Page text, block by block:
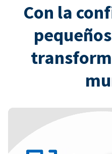
Con la